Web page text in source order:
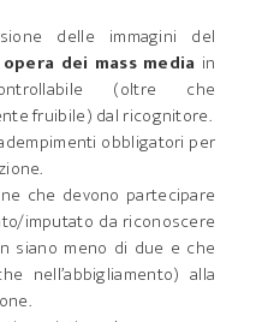
delle immagini del
dei mass media in
(oltre che
fruibile) dal ricognitore.
obbligatori per
che devono partecipare
imputato da riconoscere
siano meno di due e che
nell’abbigliamento) alla